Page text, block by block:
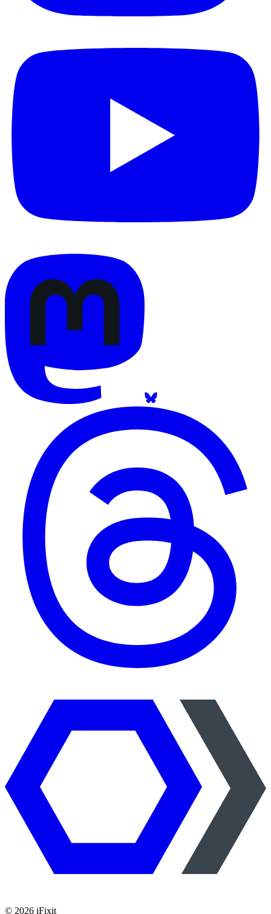
© 2026 iFixit